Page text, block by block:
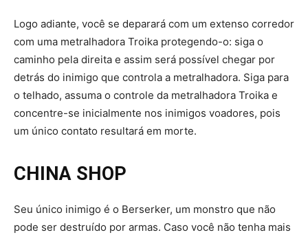
Logo adiante, você se deparará com um extenso corredor
com uma metralhadora Troika protegendo-o: siga o
caminho pela direita e assim será possível chegar por
detrás do inimigo que controla a metralhadora. Siga para
o telhado, assuma o controle da metralhadora Troika e
concentre-se inicialmente nos inimigos voadores, pois
um único contato resultará em morte.
CHINA SHOP
Seu único inimigo é o Berserker, um monstro que não
pode ser destruído por armas. Caso você não tenha mais